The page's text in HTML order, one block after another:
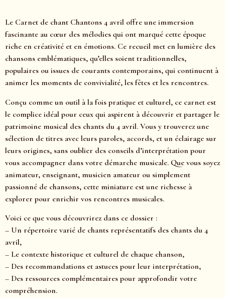
Le Carnet de chant Chantons 4 avril offre une immersion
fascinante au cœur des mélodies qui ont marqué cette époque
riche en créativité et en émotions. Ce recueil met en lumière des
chansons emblématiques, qu’elles soient traditionnelles,
populaires ou issues de courants contemporains, qui continuent à
animer les moments de convivialité, les fêtes et les rencontres.
Conçu comme un outil à la fois pratique et culturel, ce carnet est
le complice idéal pour ceux qui aspirent à découvrir et partager le
patrimoine musical des chants du 4 avril. Vous y trouverez une
sélection de titres avec leurs paroles, accords, et un éclairage sur
leurs origines, sans oublier des conseils d’interprétation pour
vous accompagner dans votre démarche musicale. Que vous soyez
animateur, enseignant, musicien amateur ou simplement
passionné de chansons, cette miniature est une richesse à
explorer pour enrichir vos rencontres musicales.
Voici ce que vous découvrirez dans ce dossier :
– Un répertoire varié de chants représentatifs des chants du 4
avril,
– Le contexte historique et culturel de chaque chanson,
– Des recommandations et astuces pour leur interprétation,
– Des ressources complémentaires pour approfondir votre
compréhension.